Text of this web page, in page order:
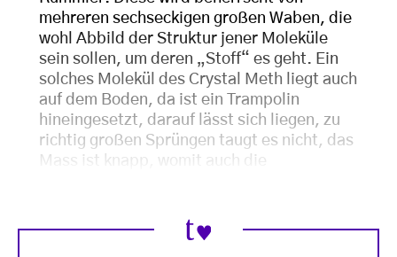
mehreren sechseckigen großen Waben, die
wohl Abbild der Struktur jener Moleküle
sein sollen, um deren „Stoff“ es geht. Ein
solches Molekül des Crystal Meth liegt auch
auf dem Boden, da ist ein Trampolin
hineingesetzt, darauf lässt sich liegen, zu
richtig großen Sprüngen taugt es nicht, das
Mass ist knapp, womit auch die